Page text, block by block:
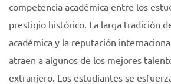
competencia académica entre los
prestigio histórico. La larga tradición
académica y la reputación
atraen a algunos de los mejores
extranjero. Los estudiantes se